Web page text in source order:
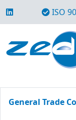
ISO
General Trade